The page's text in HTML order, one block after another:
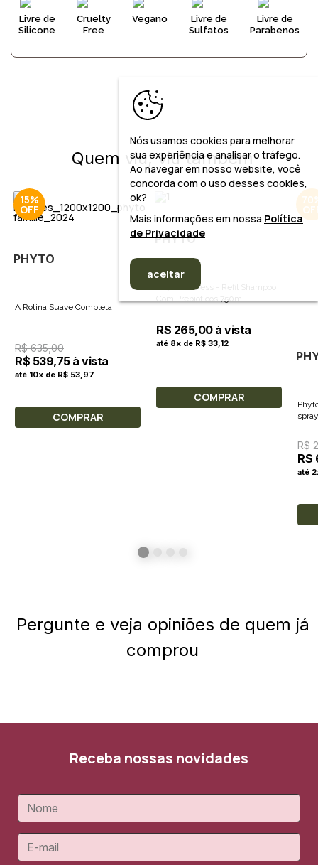
Livre de
Silicone
Cruelty
Free
Vegano
Livre de
Sulfatos
Livre de
Parabenos
Quem viu, viu também
15%
PHYTO
A Rotina Suave Completa
R$ 635,00
R$ 539,75 à vista
até 10x de R$ 53,97
COMPRAR
PHYTO
Phyto Softness - Refil Shampoo
Com Prebióticos 750ml
R$ 265,00 à vista
até 8x de R$ 33,12
COMPRAR
R$
R$
até
Pergunte e veja opiniões de quem já
comprou
Receba nossas novidades
Nós usamos cookies para melhorar
sua experiência e analisar o tráfego.
Ao navegar em nosso website, você
concorda com o uso desses cookies,
ok?
Mais informações em nossa Política
de Privacidade
aceitar